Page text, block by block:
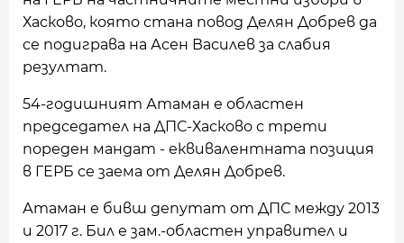
Хасково, която стана повод Делян Добрев да
се подиграва на Асен Василев за слабия
резултат.
54-годишният Атаман е областен
председател на ДПС-Хасково с трети
пореден мандат - еквивалентната позиция
в ГЕРБ се заема от Делян Добрев.
Атаман е бивш депутат от ДПС между 2013
и 2017 г. Бил е зам.-областен управител и